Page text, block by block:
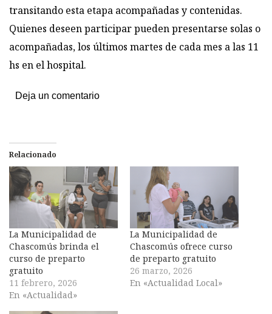
transitando esta etapa acompañadas y contenidas.
Quienes deseen participar pueden presentarse solas o
acompañadas, los últimos martes de cada mes a las 11
hs en el hospital.
Deja un comentario
Relacionado
La Municipalidad de
Chascomús brinda el
curso de preparto
gratuito
11 febrero, 2026
En «Actualidad»
La Municipalidad de
Chascomús ofrece curso
de preparto gratuito
26 marzo, 2026
En «Actualidad Local»